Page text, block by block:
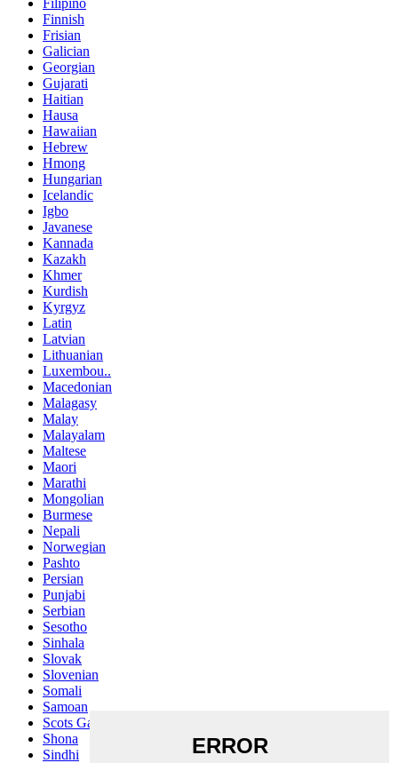
Finnish
Frisian
Galician
Georgian
Gujarati
Haitian
Hausa
Hawaiian
Hebrew
Hmong
Hungarian
Icelandic
Igbo
Javanese
Kannada
Kazakh
Khmer
Kurdish
Kyrgyz
Latin
Latvian
Lithuanian
Luxembou..
Macedonian
Malagasy
Malay
Malayalam
Maltese
Maori
Marathi
Mongolian
Burmese
Nepali
Norwegian
Pashto
Persian
Punjabi
Serbian
Sesotho
Sinhala
Slovak
Slovenian
Somali
Samoan
Scots Gaelic
Shona
Sindhi